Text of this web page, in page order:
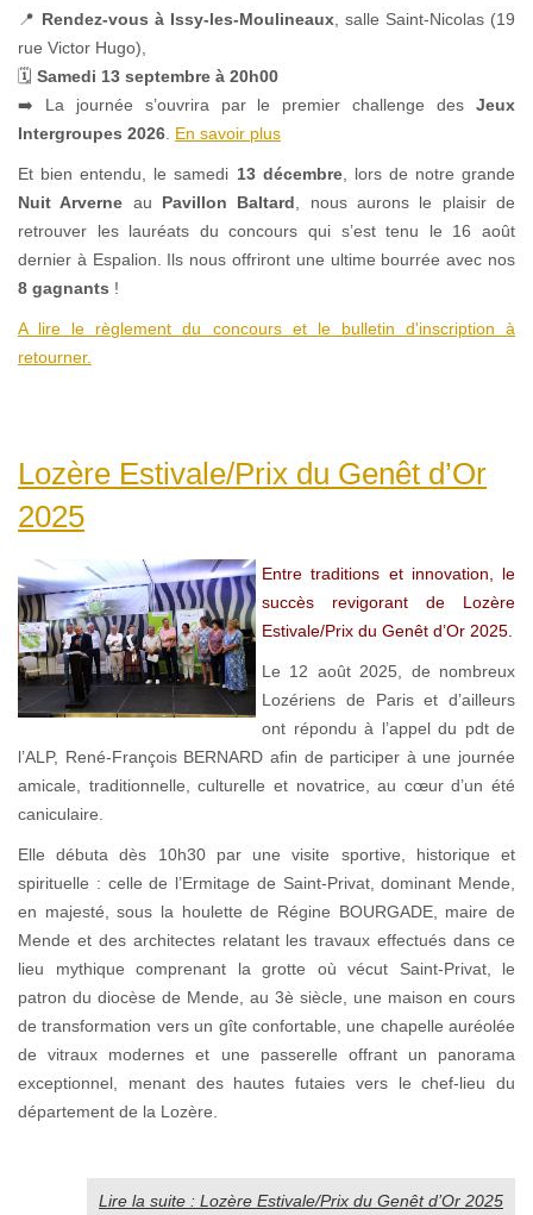
📍 Rendez-vous à Issy-les-Moulineaux , salle Saint-Nicolas (19
rue Victor Hugo),
🗓 Samedi 13 septembre à 20h00
➡️ La journée s’ouvrira par le premier challenge des Jeux
Intergroupes 2026 En savoir plus
Et bien entendu, le samedi 13 décembre, lors de notre grande
Nuit Arverne au Pavillon Baltard , nous aurons le plaisir de
retrouver les lauréats du concours qui s’est tenu le 16 août
dernier à Espalion. Ils nous offriront une ultime bourrée avec nos
8 gagnants !
A lire le règlement du concours et le bulletin d'inscription à
retourner.
Lozère Estivale/Prix du Genêt d’Or
2025
Entre traditions et innovation, le
succès revigorant de Lozère
Estivale/Prix du Genêt d’Or 2025.
Le 12 août 2025, de nombreux
Lozériens de Paris et d’ailleurs
ont répondu à l’appel du pdt de
l’ALP, René-François BERNARD afin de participer à une journée
amicale, traditionnelle, culturelle et novatrice, au cœur d’un été
caniculaire.
Elle débuta dès 10h30 par une visite sportive, historique et
spirituelle : celle de l’Ermitage de Saint-Privat, dominant Mende,
en majesté, sous la houlette de Régine BOURGADE, maire de
Mende et des architectes relatant les travaux effectués dans ce
lieu mythique comprenant la grotte où vécut Saint-Privat, le
patron du diocèse de Mende, au 3è siècle, une maison en cours
de transformation vers un gîte confortable, une chapelle auréolée
de vitraux modernes et une passerelle offrant un panorama
exceptionnel, menant des hautes futaies vers le chef-lieu du
département de la Lozère.
Lire la suite : Lozère Estivale/Prix du Genêt d’Or 2025